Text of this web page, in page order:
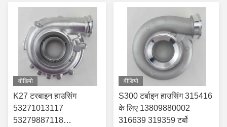
वीडियो
K27 टरबाइन हाउसिंग
53271013117
53279887118
वीडियो
S300 टर्बाइन हाउसिंग 315416
के लिए 13809880002
316639 319359 टर्बो